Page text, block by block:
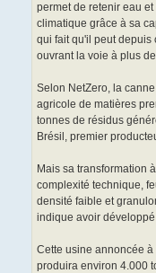
permet de retenir eau
climatique grâce à sa
qui fait qu'il peut depuis
ouvrant la voie à plus
Selon NetZero, la
agricole de matières
tonnes de résidus
Brésil, premier
Mais sa transformation
complexité technique,
densité faible et
indique avoir
Cette usine annoncée
produira environ 4.000